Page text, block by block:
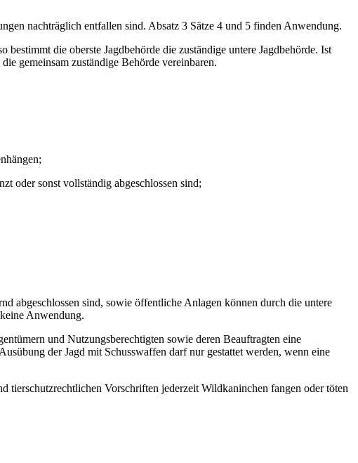
nachträglich entfallen sind. Absatz 3 Sätze 4 und 5 finden Anwendung.
die oberste Jagdbehörde die zuständige untere Jagdbehörde. Ist
gemeinsam zuständige Behörde vereinbaren.
oder sonst vollständig abgeschlossen sind;
abgeschlossen sind, sowie öffentliche Anlagen können durch die untere
Anwendung.
und Nutzungsberechtigten sowie deren Beauftragten eine
der Jagd mit Schusswaffen darf nur gestattet werden, wenn eine
tierschutzrechtlichen Vorschriften jederzeit Wildkaninchen fangen oder töten